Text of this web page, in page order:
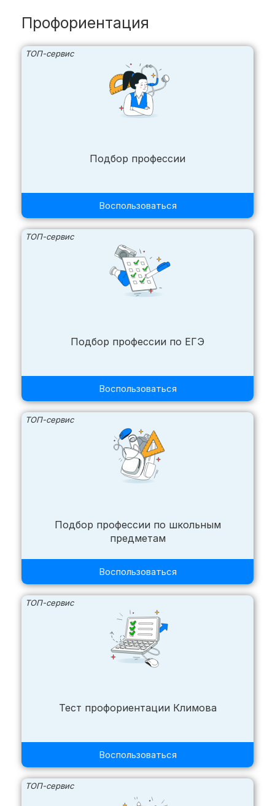
Профориентация
ТОП-сервис
Подбор профессии
Воспользоваться
ТОП-сервис
Подбор профессии по ЕГЭ
Воспользоваться
ТОП-сервис
Подбор профессии по школьным
предметам
Воспользоваться
ТОП-сервис
Тест профориентации Климова
Воспользоваться
ТОП-сервис